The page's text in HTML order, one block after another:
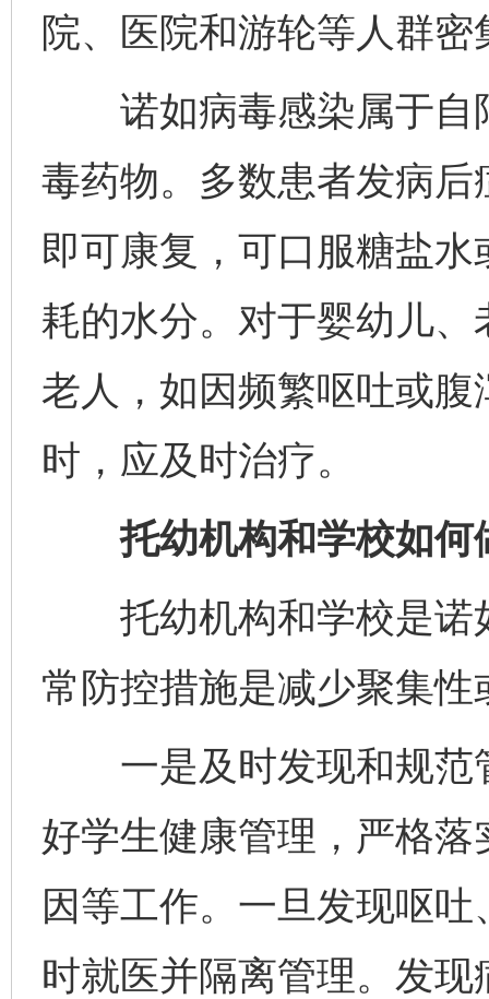
院、医院和游轮等人群
诺如病毒感染属于自
毒药物。多数患者发病
即可康复，可口服糖盐
耗的水分。对于婴幼儿
老人，如因频繁呕吐或
时，应及时治疗。
托幼机构和学校如何
托幼机构和学校是诺
常防控措施是减少聚集
一是及时发现和规范
好学生健康管理，严格
因等工作。一旦发现呕
时就医并隔离管理。发